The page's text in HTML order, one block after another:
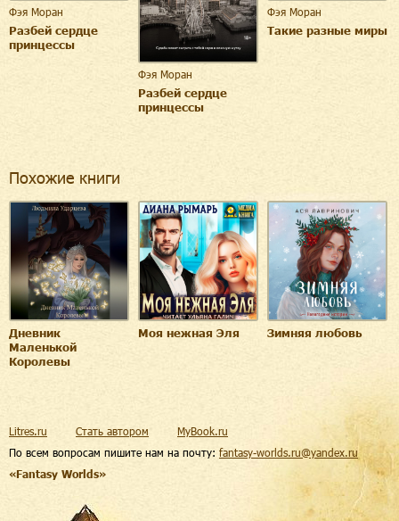
Фэя Моран
Разбей сердце
принцессы
Фэя Моран
Разбей сердце
принцессы
Фэя Моран
Такие разные миры
Похожие книги
Дневник
Маленькой
Королевы
Моя нежная Эля Зимняя любовь
По всем вопросам пишите нам на почту: fantasy-worlds.ru@yandex.ru
«Fantasy Worlds»
Litres.ru Стать автором MyBook.ru